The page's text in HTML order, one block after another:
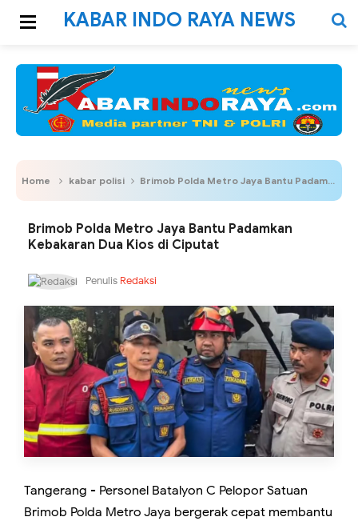
KABAR INDO RAYA NEWS
Home kabar polisi Brimob Polda Metro Jaya Bantu Padamkan Kebakaran Dua Kios di Ciputat
Brimob Polda Metro Jaya Bantu Padamkan
Kebakaran Dua Kios di Ciputat
Penulis Redaksi
Tangerang - Personel Batalyon C Pelopor Satuan
Brimob Polda Metro Jaya bergerak cepat membantu